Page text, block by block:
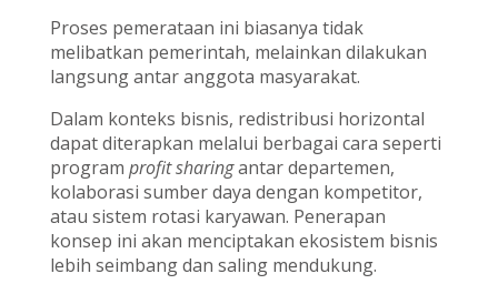
Proses pemerataan ini biasanya tidak
melibatkan pemerintah, melainkan dilakukan
langsung antar anggota masyarakat.
Dalam konteks bisnis, redistribusi horizontal
dapat diterapkan melalui berbagai cara seperti
program profit sharingantar departemen,
kolaborasi sumber daya dengan kompetitor,
atau sistem rotasi karyawan. Penerapan
konsep ini akan menciptakan ekosistem bisnis
lebih seimbang dan saling mendukung.